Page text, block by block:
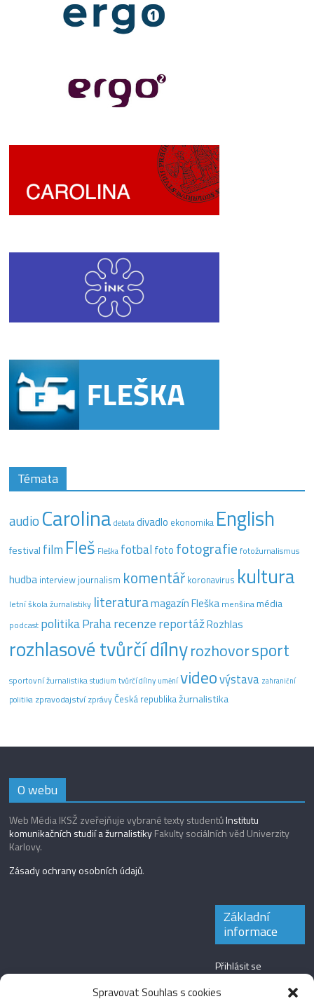
Spravovat Souhlas s cookies
Témata
audio Carolina debata divadlo ekonomika English
festival film Fleš Fleška fotbal foto fotografie fotožurnalismus
hudba interview journalism komentář koronavirus kultura
letní škola žurnalistiky literaturamagazín Fleška menšinamédia
podcast politikaPraharecenzereportážRozhlas
rozhlasové tvůrčí dílnyrozhovorsport
sportovní žurnalistika studium tvůrčí dílny uměnívideovýstava zahraniční
politika zpravodajstvízprávyČeská republikažurnalistika
O webu
Web Média IKSŽ zveřejňuje vybrané texty studentůInstitutu
komunikačních studií a žurnalistikyFakulty sociálních věd Univerzity
Karlovy.
Zásady ochrany osobních údajů.
Základní
informace
Přihlásit se
Zdroj kanálů